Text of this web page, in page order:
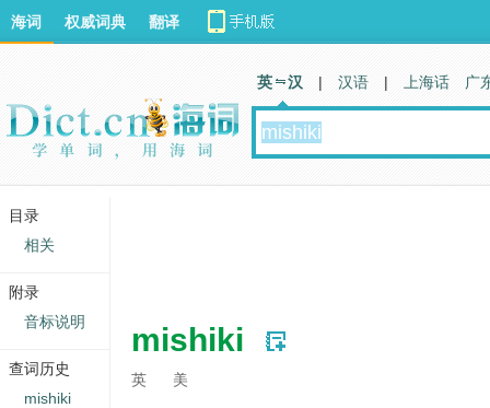
mishiki
英 美
海词 权威词典 翻译
英 汉 | 汉语 | 上海话 广
目录
相关
附录
音标说明
查词历史
mishiki